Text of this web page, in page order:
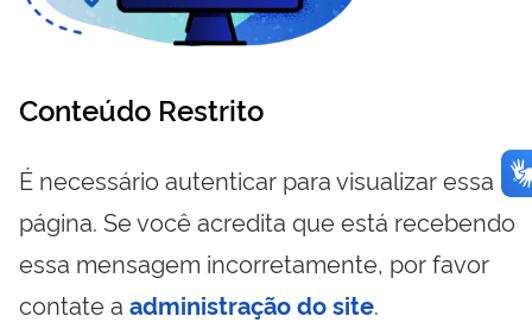
Conteúdo Restrito
É necessário autenticar para visualizar essa
página. Se você acredita que está recebendo
essa mensagem incorretamente, por favor
contate a administração do site.